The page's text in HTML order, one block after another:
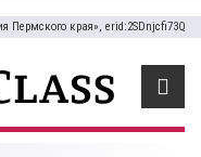
края», erid:2SDnjcfi73Q